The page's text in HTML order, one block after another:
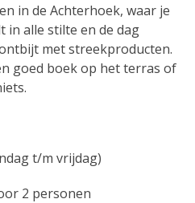
in de Achterhoek, waar je
in alle stilte en de dag
met streekproducten.
goed boek op het terras of
t/m vrijdag)
2 personen